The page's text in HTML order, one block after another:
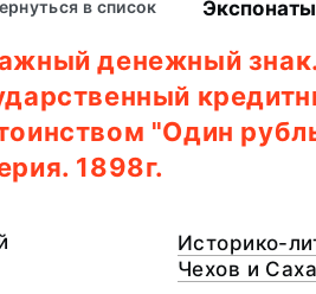
в список Экспонаты
денежный
"Один
1898г.
Историко-
Чехов и